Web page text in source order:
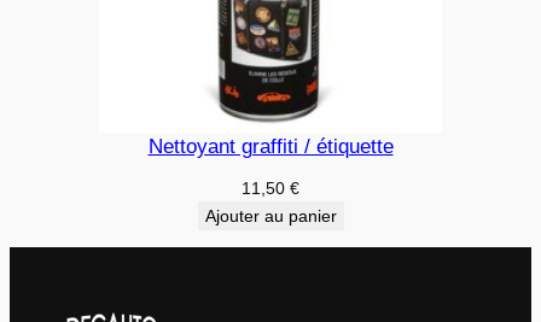
Nettoyant graffiti / étiquette
11,50 €
Ajouter au panier